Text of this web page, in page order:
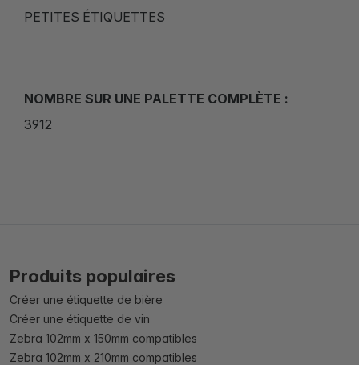
PETITES ÉTIQUETTES
NOMBRE SUR UNE PALETTE COMPLÈTE :
3912
Produits populaires
Créer une étiquette de bière
Créer une étiquette de vin
Zebra 102mm x 150mm compatibles
Zebra 102mm x 210mm compatibles